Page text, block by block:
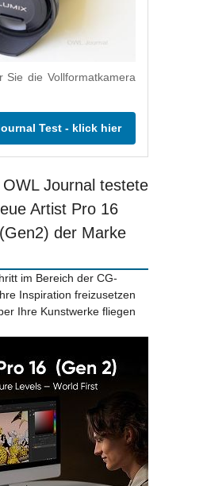
Sie die Vollformatkamera
Test - klick hier
Journal testete
Artist Pro 16
der Marke
im Bereich der CG-
Inspiration freizusetzen
Ihre Kunstwerke fliegen